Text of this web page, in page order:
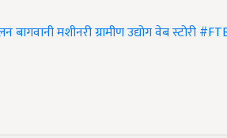
बागवानीमशीनरीग्रामीण उद्योगवेब स्टोरी